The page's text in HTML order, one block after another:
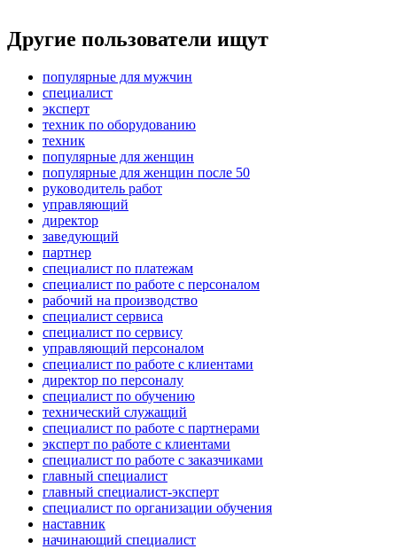
Другие пользователи ищут
популярные для мужчин
специалист
эксперт
техник по оборудованию
техник
популярные для женщин
популярные для женщин после 50
руководитель работ
управляющий
директор
заведующий
партнер
специалист по платежам
специалист по работе с персоналом
рабочий на производство
специалист сервиса
специалист по сервису
управляющий персоналом
специалист по работе с клиентами
директор по персоналу
специалист по обучению
технический служащий
специалист по работе с партнерами
эксперт по работе с клиентами
специалист по работе с заказчиками
главный специалист
главный специалист-эксперт
специалист по организации обучения
наставник
начинающий специалист